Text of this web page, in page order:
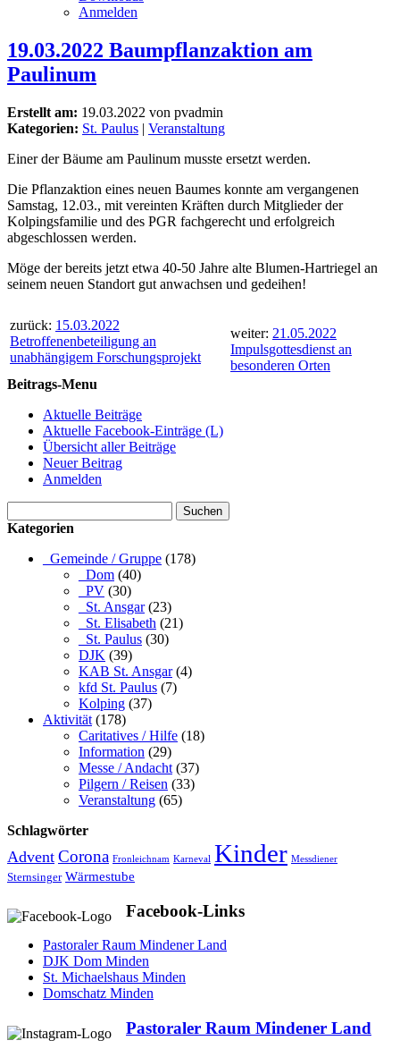
Anmelden
19.03.2022 Baumpflanzaktion am
Paulinum
Erstellt am: 19.03.2022 von pvadmin
Kategorien: St. Paulus | Veranstaltung
Einer der Bäume am Paulinum musste ersetzt werden.
Die Pflanzaktion eines neuen Baumes konnte am vergangenen
Samstag, 12.03., mit vereinten Kräften durch Mitglieder der
Kolpingsfamilie und des PGR fachgerecht und erfolgreich
abgeschlossen werden.
Möge der bereits jetzt etwa 40-50 Jahre alte Blumen-Hartriegel an
seinem neuen Standort gut anwachsen und gedeihen!
zurück: 15.03.2022
Betroffenenbeteiligung an
unabhängigem Forschungsprojekt
weiter: 21.05.2022
Impulsgottesdienst an
besonderen Orten
Beitrags-Menu
Aktuelle Beiträge
Aktuelle Facebook-Einträge (L)
Übersicht aller Beiträge
Neuer Beitrag
Anmelden
nach:
Kategorien
_Gemeinde / Gruppe (178)
_Dom (40)
_PV (30)
_St. Ansgar(23)
_St. Elisabeth (21)
_St. Paulus (30)
DJK (39)
KAB St. Ansgar(4)
kfd St. Paulus (7)
Kolping (37)
Aktivität (178)
Caritatives / Hilfe (18)
Information (29)
Messe / Andacht (37)
Pilgern / Reisen (33)
Veranstaltung (65)
Schlagwörter
Advent Corona Fronleichnam Karneval Kinder Messdiener
Sternsinger Wärmestube
Facebook-Links
Pastoraler Raum Mindener Land
DJK Dom Minden
St. Michaelshaus Minden
Domschatz Minden
Pastoraler Raum Mindener Land